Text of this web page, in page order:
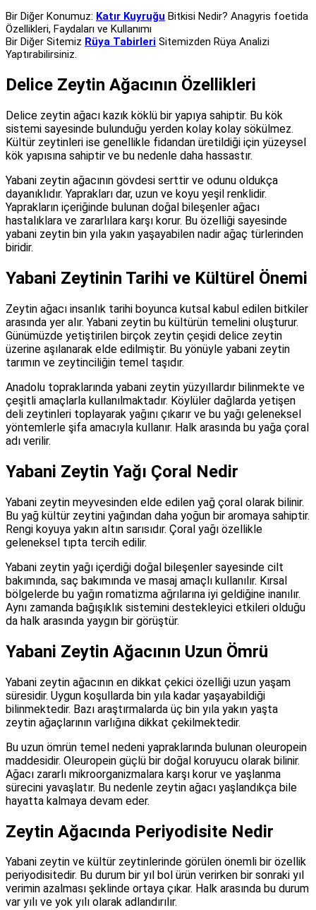
Bir Diğer Konumuz: Katır Kuyruğu Bitkisi Nedir? Anagyris foetida
Özellikleri, Faydaları ve Kullanımı
Bir Diğer Sitemiz Rüya Tabirleri Sitemizden Rüya Analizi
Yaptırabilirsiniz.
Delice Zeytin Ağacının Özellikleri
Delice zeytin ağacı kazık köklü bir yapıya sahiptir. Bu kök
sistemi sayesinde bulunduğu yerden kolay kolay sökülmez.
Kültür zeytinleri ise genellikle fidandan üretildiği için yüzeysel
kök yapısına sahiptir ve bu nedenle daha hassastır.
Yabani zeytin ağacının gövdesi serttir ve odunu oldukça
dayanıklıdır. Yaprakları dar, uzun ve koyu yeşil renklidir.
Yaprakların içeriğinde bulunan doğal bileşenler ağacı
hastalıklara ve zararlılara karşı korur. Bu özelliği sayesinde
yabani zeytin bin yıla yakın yaşayabilen nadir ağaç türlerinden
biridir.
Yabani Zeytinin Tarihi ve Kültürel Önemi
Zeytin ağacı insanlık tarihi boyunca kutsal kabul edilen bitkiler
arasında yer alır. Yabani zeytin bu kültürün temelini oluşturur.
Günümüzde yetiştirilen birçok zeytin çeşidi delice zeytin
üzerine aşılanarak elde edilmiştir. Bu yönüyle yabani zeytin
tarımın ve zeytinciliğin temel taşıdır.
Anadolu topraklarında yabani zeytin yüzyıllardır bilinmekte ve
çeşitli amaçlarla kullanılmaktadır. Köylüler dağlarda yetişen
deli zeytinleri toplayarak yağını çıkarır ve bu yağı geleneksel
yöntemlerle şifa amacıyla kullanır. Halk arasında bu yağa çoral
adı verilir.
Yabani Zeytin Yağı Çoral Nedir
Yabani zeytin meyvesinden elde edilen yağ çoral olarak bilinir.
Bu yağ kültür zeytini yağından daha yoğun bir aromaya sahiptir.
Rengi koyuya yakın altın sarısıdır. Çoral yağı özellikle
geleneksel tıpta tercih edilir.
Yabani zeytin yağı içerdiği doğal bileşenler sayesinde cilt
bakımında, saç bakımında ve masaj amaçlı kullanılır. Kırsal
bölgelerde bu yağın romatizma ağrılarına iyi geldiğine inanılır.
Aynı zamanda bağışıklık sistemini destekleyici etkileri olduğu
da halk arasında yaygın bir görüştür.
Yabani Zeytin Ağacının Uzun Ömrü
Yabani zeytin ağacının en dikkat çekici özelliği uzun yaşam
süresidir. Uygun koşullarda bin yıla kadar yaşayabildiği
bilinmektedir. Bazı araştırmalarda üç bin yıla yakın yaşta
zeytin ağaçlarının varlığına dikkat çekilmektedir.
Bu uzun ömrün temel nedeni yapraklarında bulunan oleuropein
maddesidir. Oleuropein güçlü bir doğal koruyucu olarak bilinir.
Ağacı zararlı mikroorganizmalara karşı korur ve yaşlanma
sürecini yavaşlatır. Bu nedenle zeytin ağacı yaşlandıkça bile
hayatta kalmaya devam eder.
Zeytin Ağacında Periyodisite Nedir
Yabani zeytin ve kültür zeytinlerinde görülen önemli bir özellik
periyodisitedir. Bu durum bir yıl bol ürün verirken bir sonraki yıl
verimin azalması şeklinde ortaya çıkar. Halk arasında bu durum
var yılı ve yok yılı olarak adlandırılır.